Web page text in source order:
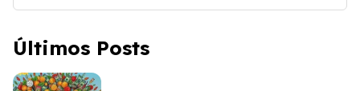
Últimos Posts